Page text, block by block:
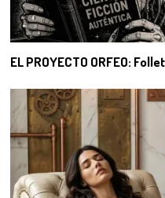
EL PROYECTO ORFEO: